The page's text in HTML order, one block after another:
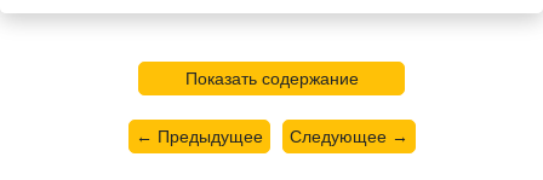
Показать содержание
← Предыдущее Следующее →